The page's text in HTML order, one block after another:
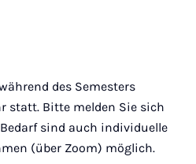
des Semesters
statt. Bitte melden Sie sich
sind auch individuelle
(über Zoom) möglich.